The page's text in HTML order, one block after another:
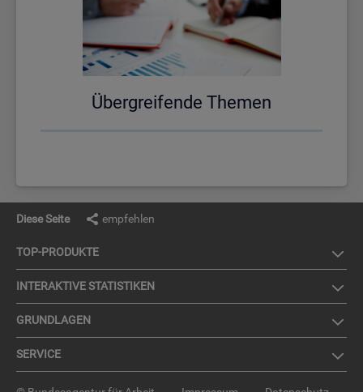
Über­grei­fen­de The­men
Diese Seite empfehlen
TOP-PRO­DUK­TE
IN­TER­AK­TI­VE STA­TIS­TI­KEN
GRUND­LA­GEN
SER­VICE